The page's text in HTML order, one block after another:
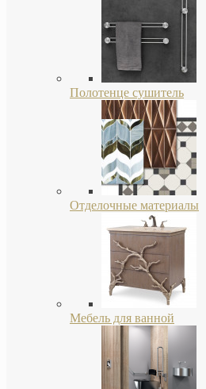
Полотенце сушитель
Отделочные материалы
Мебель для ванной